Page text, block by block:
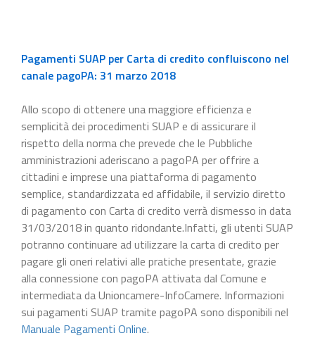
Pagamenti SUAP per Carta di credito confluiscono nel
canale pagoPA: 31 marzo 2018
Allo scopo di ottenere una maggiore efficienza e
semplicità dei procedimenti SUAP e di assicurare il
rispetto della norma che prevede che le Pubbliche
amministrazioni aderiscano a pagoPA per offrire a
cittadini e imprese una piattaforma di pagamento
semplice, standardizzata ed affidabile, il servizio diretto
di pagamento con Carta di credito verrà dismesso in data
31/03/2018 in quanto ridondante.Infatti, gli utenti SUAP
potranno continuare ad utilizzare la carta di credito per
pagare gli oneri relativi alle pratiche presentate, grazie
alla connessione con pagoPA attivata dal Comune e
intermediata da Unioncamere-InfoCamere. Informazioni
sui pagamenti SUAP tramite pagoPA sono disponibili nel
Manuale Pagamenti Online.